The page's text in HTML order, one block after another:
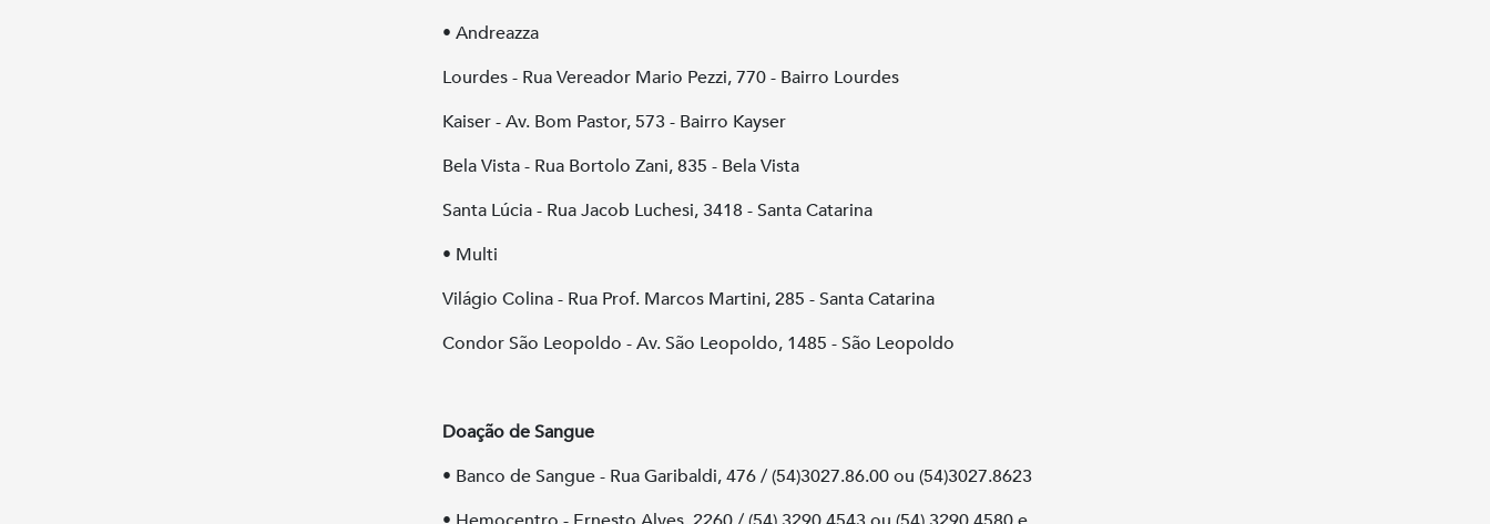
• Andreazza
Lourdes - Rua Vereador Mario Pezzi, 770 - Bairro Lourdes
Kaiser - Av. Bom Pastor, 573 - Bairro Kayser
Bela Vista - Rua Bortolo Zani, 835 - Bela Vista
Santa Lúcia - Rua Jacob Luchesi, 3418 - Santa Catarina
• Multi
Világio Colina - Rua Prof. Marcos Martini, 285 - Santa Catarina
Condor São Leopoldo - Av. São Leopoldo, 1485 - São Leopoldo
Doação de Sangue
• Banco de Sangue - Rua Garibaldi, 476 / (54)3027.86.00 ou (54)3027.8623